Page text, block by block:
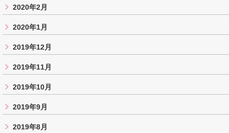
2020年2月
2020年1月
2019年12月
2019年11月
2019年10月
2019年9月
2019年8月